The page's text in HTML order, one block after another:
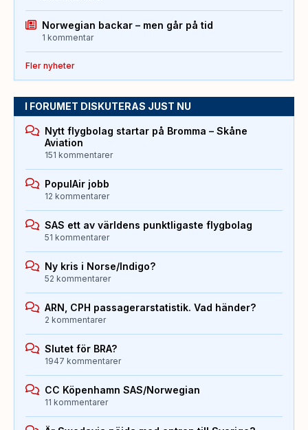
Norwegian backar – men går på tid
1 kommentar
Fler nyheter
I FORUMET DISKUTERAS JUST NU
Nytt flygbolag startar på Bromma – Skåne
Aviation
151 kommentarer
PopulAir jobb
12 kommentarer
SAS ett av världens punktligaste flygbolag
51 kommentarer
Ny kris i Norse/Indigo?
52 kommentarer
ARN, CPH passagerarstatistik. Vad händer?
2 kommentarer
Slutet för BRA?
1947 kommentarer
CC Köpenhamn SAS/Norwegian
11 kommentarer